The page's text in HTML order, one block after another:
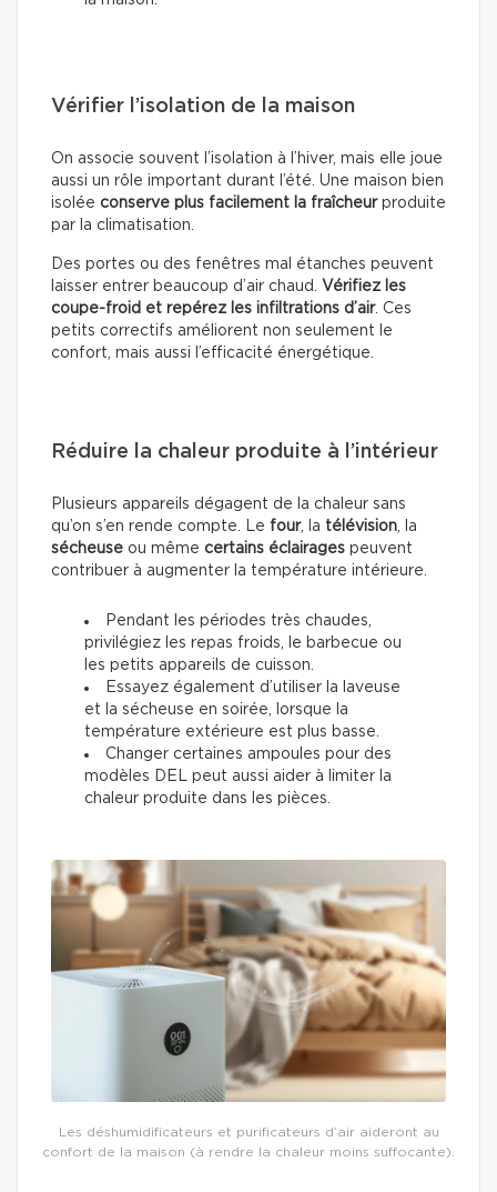
Vérifier l’isolation de la maison
On associe souvent l’isolation à l’hiver, mais elle joue
aussi un rôle important durant l’été. Une maison bien
isolée conserve plus facilement la fraîcheurproduite
par la climatisation.
Des portes ou des fenêtres mal étanches peuvent
laisser entrer beaucoup d’air chaud. Vérifiez les
coupe-froid et repérez les infiltrations d’air. Ces
petits correctifs améliorent non seulement le
confort, mais aussi l’efficacité énergétique.
Réduire la chaleur produite à l’intérieur
Plusieurs appareils dégagent de la chaleur sans
qu’on s’en rende compte. Le four, la télévision, la
sécheuse ou même certains éclairages peuvent
contribuer à augmenter la température intérieure.
Pendant les périodes très chaudes,
privilégiez les repas froids, le barbecue ou
les petits appareils de cuisson.
Essayez également d’utiliser la laveuse
et la sécheuse en soirée, lorsque la
température extérieure est plus basse.
Changer certaines ampoules pour des
modèles DEL peut aussi aider à limiter la
chaleur produite dans les pièces.
Les déshumidificateurs et purificateurs d’air aideront au
confort de la maison (à rendre la chaleur moins suffocante).